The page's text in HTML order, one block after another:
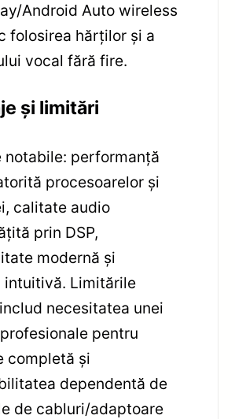
Android Auto wireless
folosirea hărților și a
vocal fără fire.
și limitări
notabile: performanță
procesoarelor și
calitate audio
prin DSP,
modernă și
intuitivă. Limitările
necesitatea unei
pentru
completă și
dependentă de
de cabluri/adaptoare